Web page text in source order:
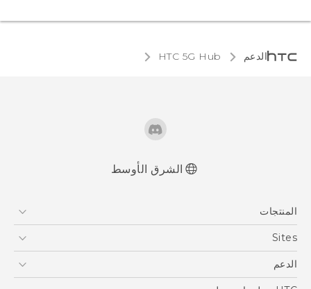
الدعم HTC 5G Hub‎
الشرق الأوسط
المنتجات
5G
EXODUS
Sites
HTC Dev
الدعم